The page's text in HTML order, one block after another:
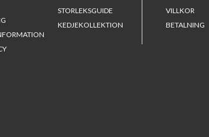
STORLEKSGUIDE
KEDJEKOLLEKTION
VILLKOR
BETALNING